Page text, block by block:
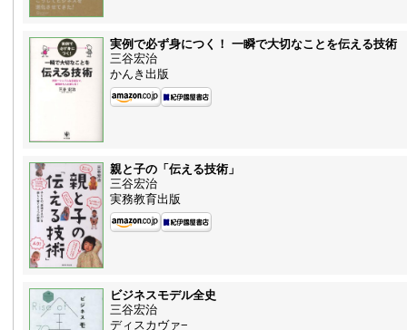
実例で必ず身につく！ 一瞬で大切なことを伝える技術
三谷宏治
かんき出版
親と子の「伝える技術」
三谷宏治
実務教育出版
ビジネスモデル全史
三谷宏治
ディスカヴァ−